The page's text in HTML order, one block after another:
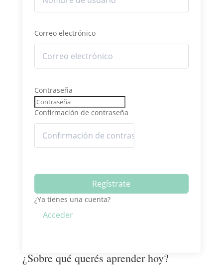
Correo electrónico
Contraseña
Confirmación de contraseña
Regístrate
¿Ya tienes una cuenta?
Acceder
¿Sobre qué querés aprender hoy?